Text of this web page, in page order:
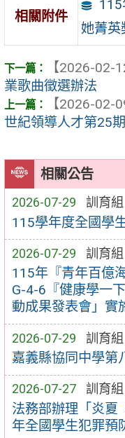
相關公告
2026-07-29 訓育組
115學年度全國學
2026-07-29 訓育組
115年『青年百億
G-4-6『健康學一
動成果發表會」實
2026-07-29 訓育組
嘉義縣協同中學第
2026-07-27 訓育組
法務部辦理「炎夏
年全國學生犯罪預
相關附件
她菁英
【2026-02-
業歌曲徵選辦法
【2026-02-
世紀領導人才第25